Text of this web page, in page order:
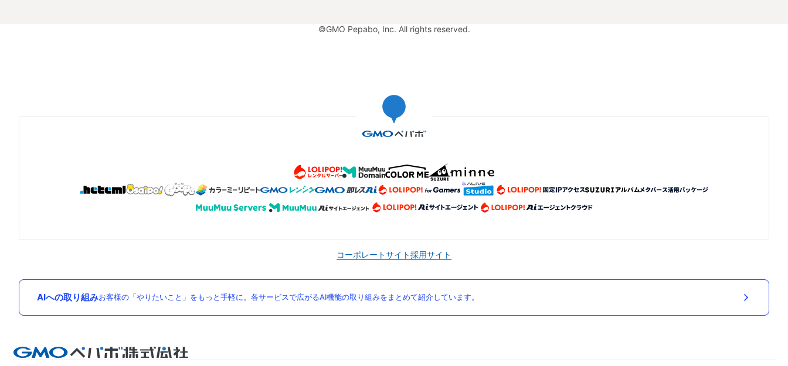
©GMO Pepabo, Inc. All rights reserved.
コーポレートサイト採用サイト
AIへの取り組みお客様の「やりたいこと」をもっと手軽に。各サービスで広がるAI機能の取り組みをまとめて紹介しています。